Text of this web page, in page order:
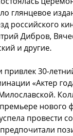
глянцевое
российского
Дибров,
и другие.
30-
«Актер
нового
провести